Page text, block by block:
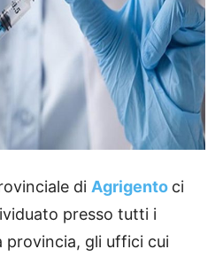
di Agrigento ci
presso tutti i
provincia, gli uffici cui